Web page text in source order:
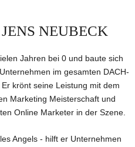
NEUBECK
Jahren bei 0 und baute sich
im gesamten DACH-
krönt seine Leistung mit dem
Marketing Meisterschaft und
Online Marketer in der Szene.
Angels - hilft er Unternehmen